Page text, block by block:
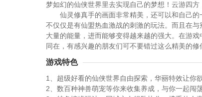
梦如幻的仙侠世界里去实现自己的梦想！云游四
仙灵修真手的画面非常精美，还可以和自己
不仅仅是有仙盟热血激战的刺激的玩法。而且在
大量的能量，进而能够变得越来越的强大。在游
同在，有感兴趣的朋友们可不要错过这么精美的修
游戏特色
1、超级好看的仙侠世界自由探索，华丽特效让你
2、数百种神兽萌宠等你来收集养成，与你一起闯